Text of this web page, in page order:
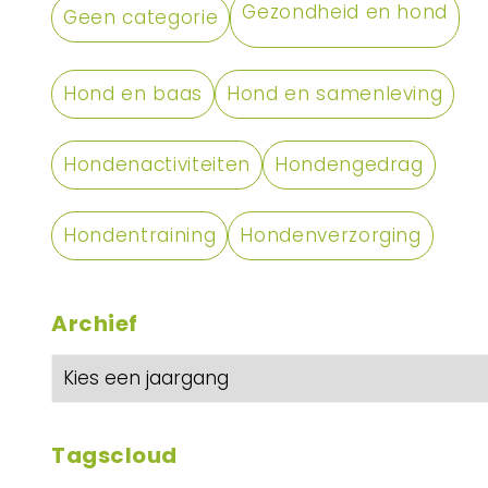
Geen categorie Gezondheid en hond
Hond en baas Hond en samenleving
Hondenactiviteiten Hondengedrag
Hondentraining Hondenverzorging
Archief
Tagscloud